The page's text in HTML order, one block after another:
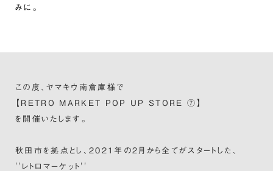
みに。
この度、ヤマキウ南倉庫様で
【RETRO MARKET POP UP STORE ⑦】
を開催いたします。
秋田市を拠点とし、2021年の2月から全てがスタートした、
''レトロマーケット''